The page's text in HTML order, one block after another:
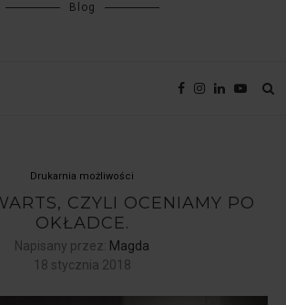
Blog
Drukarnia możliwości
CZYLI OCENIAMY PO
OKŁADCE.
Napisany przez: Magda
18 stycznia 2018